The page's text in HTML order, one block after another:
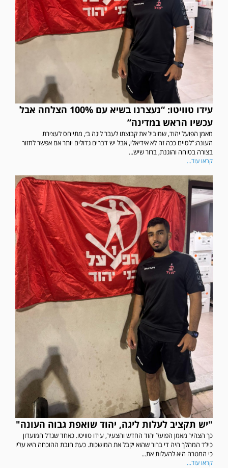
עידו טוויטו: “נעצרנו בשיא עם 100% הצלחה אבל
עכשיו הראש במדינה”
מאמן הפועל יהוד, שמוביל את קבוצתו לעבר ליגה ב׳, מתייחס לעצירת
העונה:“לסיים ככה זה לא אידיאלי, אבל יש דברים גדולים יותר אם אפשר לחזור
בצורה בטוחה והוגנת, ברור שיש...
קראו עוד...
"יש תקציב לעלות ליגה, יהוד שואפת גבוה העונה"
כך הצהיר מאמן הפועל יהוד החדש והצעיר, עידו טוויטו. כאחד שגדל המועדון
כילד המהלך היה די ברור שהוא יקבל את המושכות. כעת חובת ההוכחה היא עליו
כי המטרה היא להעלות את...
קראו עוד...